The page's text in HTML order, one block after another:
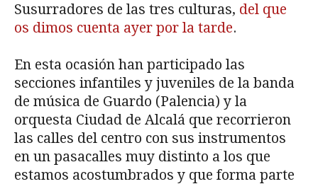
Susurradores de las tres culturas, del que
os dimos cuenta ayer por la tarde.
En esta ocasión han participado las
secciones infantiles y juveniles de la banda
de música de Guardo (Palencia) y la
orquesta Ciudad de Alcalá que recorrieron
las calles del centro con sus instrumentos
en un pasacalles muy distinto a los que
estamos acostumbrados y que forma parte